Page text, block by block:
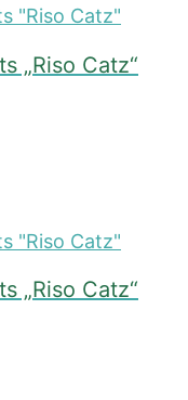
„Riso Catz“
„Riso Catz“